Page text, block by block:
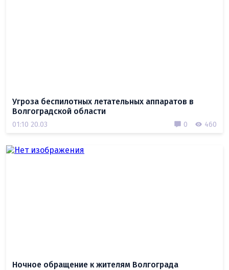
Угроза беспилотных летательных аппаратов в
Волгоградской области
01:10 20.03 0 460
Ночное обращение к жителям Волгограда